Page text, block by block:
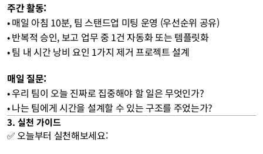
주간 활동:
• 매일 아침 10분, 팀 스탠드업 미팅 운영 (우선순위 공유)
• 반복적 승인, 보고 업무 중 1건 자동화 또는 템플릿화
• 팀 내 시간 낭비 요인 1가지 제거 프로젝트 설계
매일 질문:
• 우리 팀이 오늘 진짜로 집중해야 할 일은 무엇인가?
• 나는 팀에게 시간을 설계할 수 있는 구조를 주었는가?
3. 실천 가이드
✅ 오늘부터 실천해보세요: